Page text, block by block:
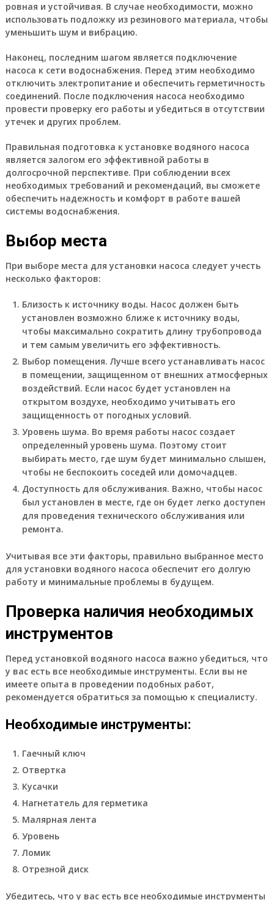
ровная и устойчивая. В случае необходимости, можно
использовать подложку из резинового материала, чтобы
уменьшить шум и вибрацию.
Наконец, последним шагом является подключение
насоса к сети водоснабжения. Перед этим необходимо
отключить электропитание и обеспечить герметичность
соединений. После подключения насоса необходимо
провести проверку его работы и убедиться в отсутствии
утечек и других проблем.
Правильная подготовка к установке водяного насоса
является залогом его эффективной работы в
долгосрочной перспективе. При соблюдении всех
необходимых требований и рекомендаций, вы сможете
обеспечить надежность и комфорт в работе вашей
системы водоснабжения.
Выбор места
При выборе места для установки насоса следует учесть
несколько факторов:
Близость к источнику воды. Насос должен быть
установлен возможно ближе к источнику воды,
чтобы максимально сократить длину трубопровода
и тем самым увеличить его эффективность.
Выбор помещения. Лучше всего устанавливать насос
в помещении, защищенном от внешних атмосферных
воздействий. Если насос будет установлен на
открытом воздухе, необходимо учитывать его
защищенность от погодных условий.
Уровень шума. Во время работы насос создает
определенный уровень шума. Поэтому стоит
выбирать место, где шум будет минимально слышен,
чтобы не беспокоить соседей или домочадцев.
Доступность для обслуживания. Важно, чтобы насос
был установлен в месте, где он будет легко доступен
для проведения технического обслуживания или
ремонта.
Учитывая все эти факторы, правильно выбранное место
для установки водяного насоса обеспечит его долгую
работу и минимальные проблемы в будущем.
Проверка наличия необходимых
инструментов
Перед установкой водяного насоса важно убедиться, что
у вас есть все необходимые инструменты. Если вы не
имеете опыта в проведении подобных работ,
рекомендуется обратиться за помощью к специалисту.
Необходимые инструменты:
Гаечный ключ
Отвертка
Кусачки
Нагнетатель для герметика
Малярная лента
Уровень
Ломик
Отрезной диск
Убедитесь, что у вас есть все необходимые инструменты